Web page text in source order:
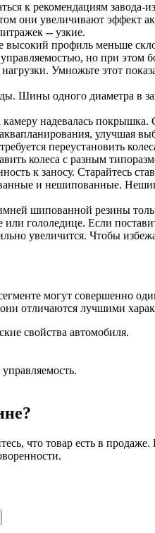
к рекомендациям
они увеличивают эффект
-- узкие.
профиль меньше
но при этом
Умножьте этот
Шины одного диаметра в
надевалась покрышка.
улучшая
переустановить
колеса с разным
к заносу. Старайтесь
и нешипованные.
шипованной резины
или гололедице. Если
увеличится. Чтобы
могут совершенно
отличаются лучшими
свойства автомобиля.
что товар есть в